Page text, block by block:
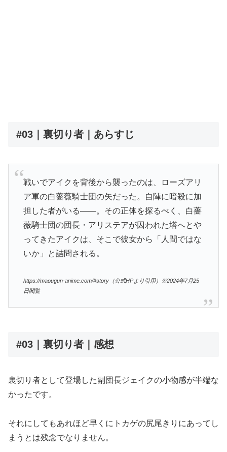
#03｜裏切り者｜あらすじ
戦いでアイクを背後から襲ったのは、ローズアリ
ア軍の白薔薇騎士団の矢だった。自陣に暗殺に加
担した者がいる――。その正体を探るべく、白薔
薇騎士団の団長・アリステアが囚われた塔へとや
ってきたアイクは、そこで彼女から「人間ではな
いか」と詰問される。
https://maougun-anime.com/#story（公式HPより引用）※2024年7月25
日閲覧
#03｜裏切り者｜感想
裏切り者として登場した副団長ジェイクの小物感が半端な
かったです。
それにしてもあれほど早くにトカゲの尻尾きりにあってし
まうとは残念でなりません。